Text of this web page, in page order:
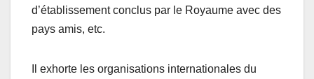
d’établissement conclus par le Royaume avec des
pays amis, etc.
Il exhorte les organisations internationales du